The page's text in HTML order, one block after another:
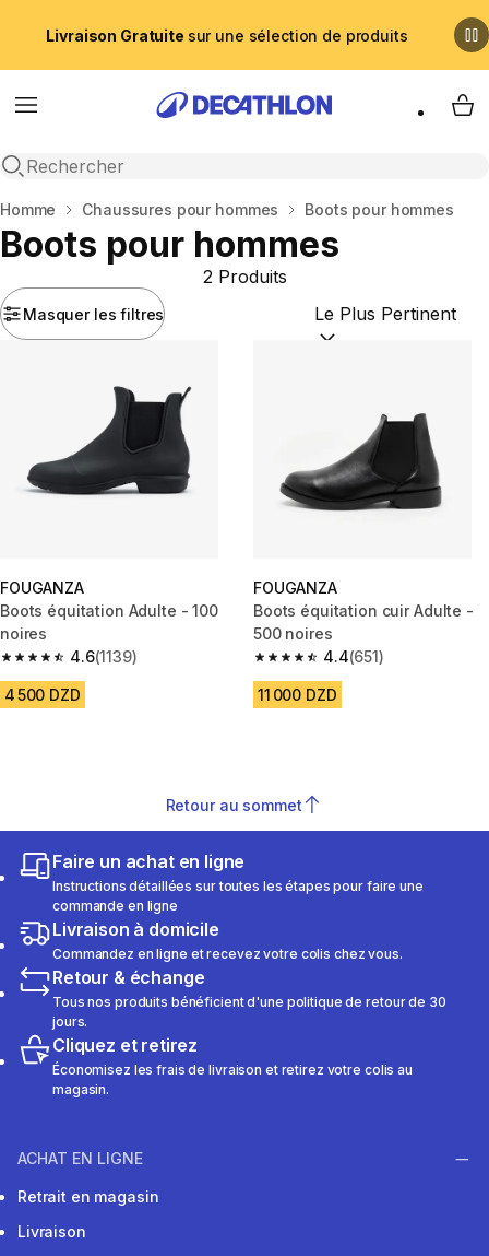
Livraison Gratuite sur une sélection de produits
Menu
Recherche ouverte
My
Accueil
Homme Chaussures pour hommes Boots pour hommes
Boots pour hommes
Masquer les filtres
2 Produits
Trier par :(optional)
FOUGANZA
Boots équitation Adulte - 100
noires
4.6
4.6 out of 5 stars from 1139 reviews
(1139)
4 500 DZD
FOUGANZA
Boots équitation cuir Adulte -
500 noires
4.4
4.4 out of 5 stars from 651
(651)
11 000 DZD
Retour au sommet
Faire un achat en ligne
Instructions détaillées sur toutes les étapes pour faire une
commande en ligne
Livraison à domicile
Commandez en ligne et recevez votre colis chez vous.
Retour & échange
Tous nos produits bénéficient d'une politique de retour de 30
jours.
Cliquez et retirez
Économisez les frais de livraison et retirez votre colis au
magasin.
ACHAT EN LIGNE
Retrait en magasin
Livraison